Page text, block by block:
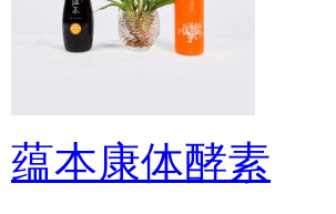
蕴本康体酵素